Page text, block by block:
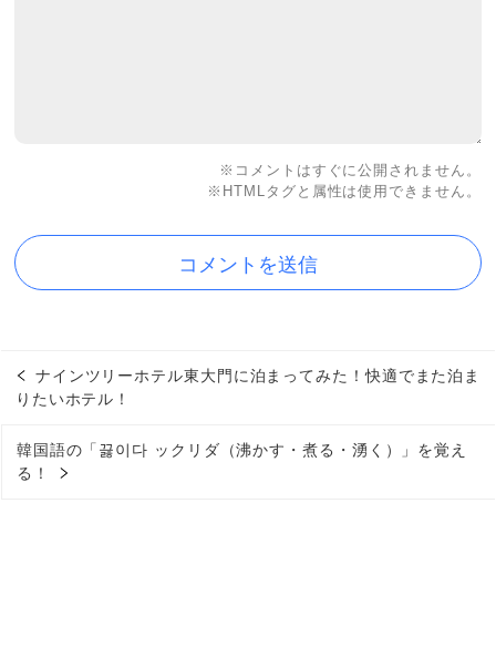
※コメントはすぐに公開されません。
※HTMLタグと属性は使用できません。
ナインツリーホテル東大門に泊まってみた！快適でまた泊ま
りたいホテル！
韓国語の「끓이다 ックリダ（沸かす・煮る・湧く）」を覚え
る！